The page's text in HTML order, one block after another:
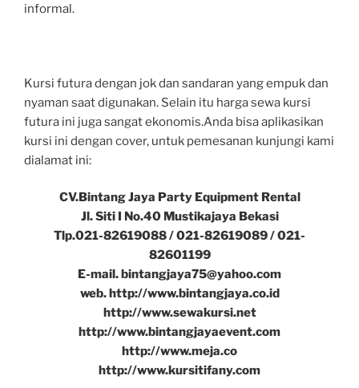
informal.
Kursi futura dengan jok dan sandaran yang empuk dan
nyaman saat digunakan. Selain itu harga sewa kursi
futura ini juga sangat ekonomis.Anda bisa aplikasikan
kursi ini dengan cover, untuk pemesanan kunjungi kami
dialamat ini:
CV.Bintang Jaya Party Equipment Rental
Jl. Siti I No.40 Mustikajaya Bekasi
Tlp.021-82619088 / 021-82619089 / 021-
82601199
E-mail. bintangjaya75@yahoo.com
web. http://www.bintangjaya.co.id
http://www.sewakursi.net
http://www.bintangjayaevent.com
http://www.meja.co
http://www.kursitifany.com